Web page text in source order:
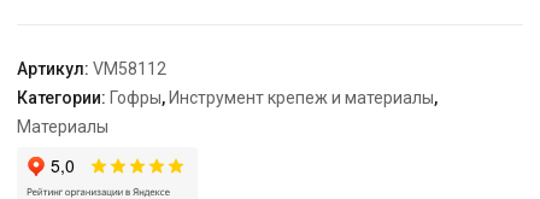
(для
труб
20
мм),
Артикул: VM58112
Категории: Гофры, Инструмент крепеж и материалы,
Материалы